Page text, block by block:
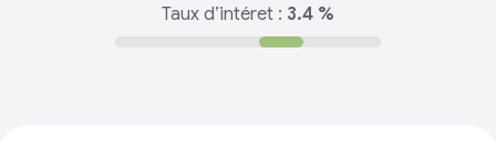
Taux d’intéret : 3.4 %